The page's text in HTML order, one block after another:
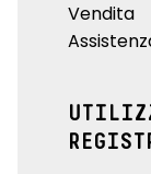
Vendita